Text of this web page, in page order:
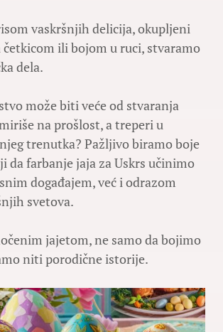
vaskršnjih delicija, okupljeni
četkicom ili bojom u ruci, stvaramo
dela.
može biti veće od stvaranja
na prošlost, a treperi u
trenutka? Pažljivo biramo boje
da farbanje jaja za Uskrs učinimo
događajem, već i odrazom
svetova.
jajetom, ne samo da bojimo
niti porodične istorije.